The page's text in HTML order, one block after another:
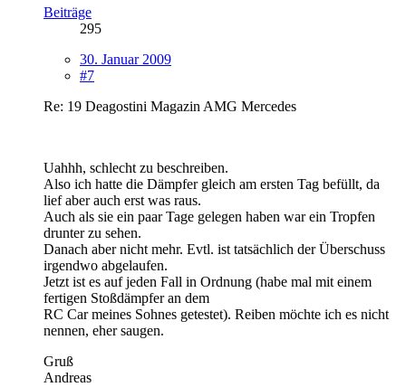
Beiträge
295
30. Januar 2009
#7
Re: 19 Deagostini Magazin AMG Mercedes
Uahhh, schlecht zu beschreiben.
Also ich hatte die Dämpfer gleich am ersten Tag befüllt, da
lief aber auch erst was raus.
Auch als sie ein paar Tage gelegen haben war ein Tropfen
drunter zu sehen.
Danach aber nicht mehr. Evtl. ist tatsächlich der Überschuss
irgendwo abgelaufen.
Jetzt ist es auf jeden Fall in Ordnung (habe mal mit einem
fertigen Stoßdämpfer an dem
RC Car meines Sohnes getestet). Reiben möchte ich es nicht
nennen, eher saugen.
Gruß
Andreas